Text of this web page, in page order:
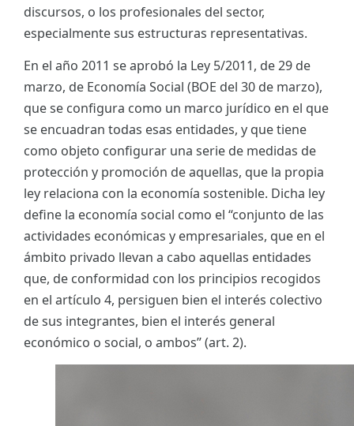
discursos, o los profesionales del sector,
especialmente sus estructuras representativas.
En el año 2011 se aprobó la Ley 5/2011, de 29 de
marzo, de Economía Social (BOE del 30 de marzo),
que se configura como un marco jurídico en el que
se encuadran todas esas entidades, y que tiene
como objeto configurar una serie de medidas de
protección y promoción de aquellas, que la propia
ley relaciona con la economía sostenible. Dicha ley
define la economía social como el “conjunto de las
actividades económicas y empresariales, que en el
ámbito privado llevan a cabo aquellas entidades
que, de conformidad con los principios recogidos
en el artículo 4, persiguen bien el interés colectivo
de sus integrantes, bien el interés general
económico o social, o ambos” (art. 2).